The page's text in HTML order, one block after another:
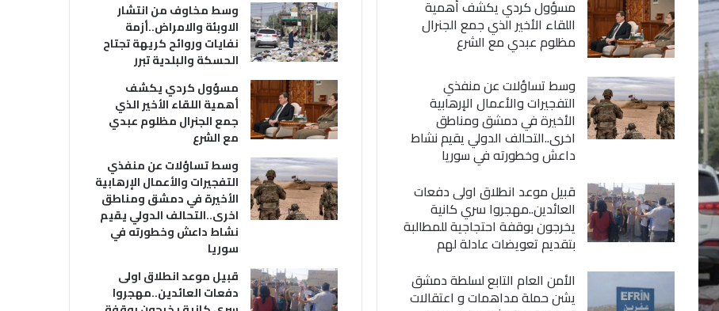
مسؤول كردي يكشف أهمية
اللقاء الأخير الذي جمع الجنرال
مظلوم عبدي مع الشرع
وسط تساؤلات عن منفذي
التفجيرات والأعمال الإرهابية
الأخيرة في دمشق ومناطق
اخرى..التحالف الدولي يقيم نشاط
داعش وخطورته في سوريا
قبيل موعد انطلاق اولى دفعات
العائدين..مهجروا سري كانية
يخرجون بوقفة احتجاجية للمطالبة
بتقديم تعويضات عادلة لهم
الأمن العام التابع لسلطة دمشق
يشن حملة مداهمات و اعتقالات
وسط مخاوف من انتشار
الاوبئة والامراض..أزمة
نفايات وروائح كريهة تجتاح
الحسكة والبلدية تبرر
مسؤول كردي يكشف
أهمية اللقاء الأخير الذي
جمع الجنرال مظلوم عبدي
مع الشرع
وسط تساؤلات عن منفذي
التفجيرات والأعمال الإرهابية
الأخيرة في دمشق ومناطق
اخرى..التحالف الدولي يقيم
نشاط داعش وخطورته في
سوريا
قبيل موعد انطلاق اولى
دفعات العائدين..مهجروا